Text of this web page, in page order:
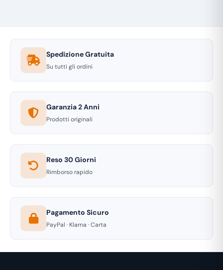
Spedizione Gratuita
Su tutti gli ordini
Garanzia 2 Anni
Prodotti originali
Reso 30 Giorni
Rimborso rapido
Pagamento Sicuro
PayPal · Klarna · Carta